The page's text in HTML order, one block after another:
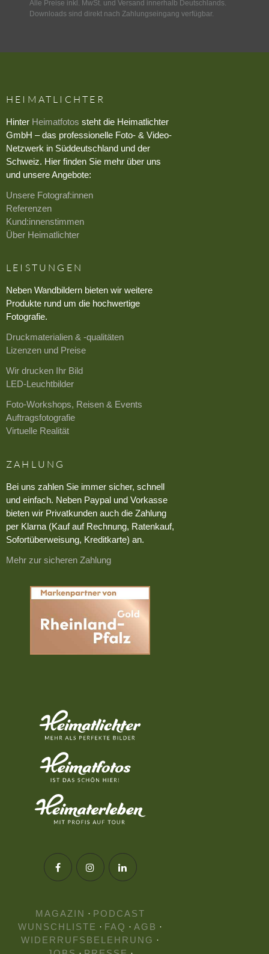
Alle Preise inkl. MwSt. und Versand innerhalb Deutschlands.
Downloads sind direkt nach Zahlungseingang verfügbar.
HEIMATLICHTER
Hinter Heimatfotos steht die Heimatlichter
GmbH – das professionelle Foto- & Video-
Netzwerk in Süddeutschland und der
Schweiz. Hier finden Sie mehr über uns
und unsere Angebote:
Unsere Fotograf:innen
Referenzen
Kund:innenstimmen
Über Heimatlichter
LEISTUNGEN
Neben Wandbildern bieten wir weitere
Produkte rund um die hochwertige
Fotografie.
Druckmaterialien & -qualitäten
Lizenzen und Preise
Wir drucken Ihr Bild
LED-Leuchtbilder
Foto-Workshops, Reisen & Events
Auftragsfotografie
Virtuelle Realität
ZAHLUNG
Bei uns zahlen Sie immer sicher, schnell
und einfach. Neben Paypal und Vorkasse
bieten wir Privatkunden auch die Zahlung
per Klarna (Kauf auf Rechnung, Ratenkauf,
Sofortüberweisung, Kreditkarte) an.
Mehr zur sicheren Zahlung
MAGAZIN · PODCAST
WUNSCHLISTE · FAQ · AGB ·
WIDERRUFSBELEHRUNG ·